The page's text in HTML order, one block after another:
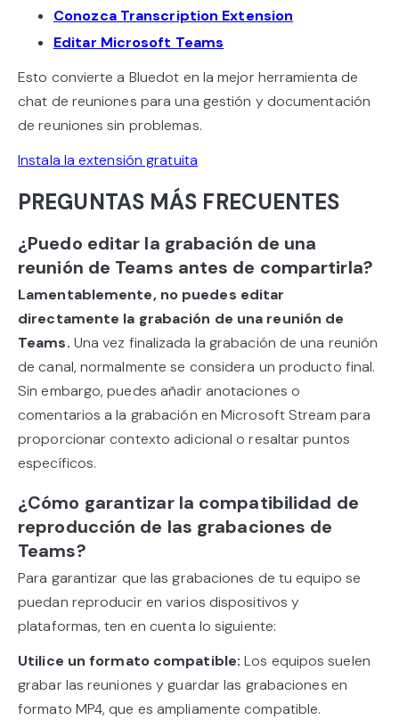
Conozca Transcription Extension
Editar Microsoft Teams
Esto convierte a Bluedot en la mejor herramienta de
chat de reuniones para una gestión y documentación
de reuniones sin problemas.
Instala la extensión gratuita
PREGUNTAS MÁS FRECUENTES
¿Puedo editar la grabación de una
reunión de Teams antes de compartirla?
Lamentablemente, no puedes editar
directamente la grabación de una reunión de
Teams. Una vez finalizada la grabación de una reunión
de canal, normalmente se considera un producto final.
Sin embargo, puedes añadir anotaciones o
comentarios a la grabación en Microsoft Stream para
proporcionar contexto adicional o resaltar puntos
específicos.
¿Cómo garantizar la compatibilidad de
reproducción de las grabaciones de
Teams?
Para garantizar que las grabaciones de tu equipo se
puedan reproducir en varios dispositivos y
plataformas, ten en cuenta lo siguiente:
Utilice un formato compatible: Los equipos suelen
grabar las reuniones y guardar las grabaciones en
formato MP4, que es ampliamente compatible.